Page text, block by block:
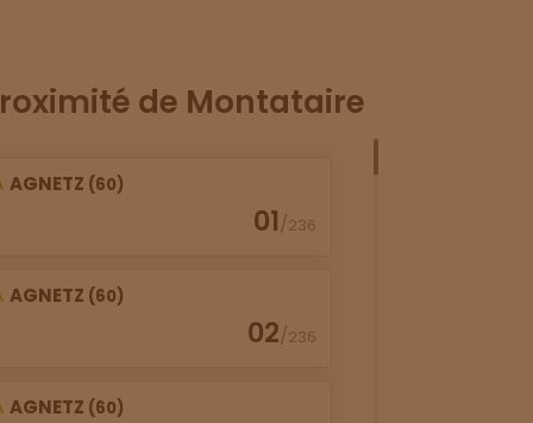
de Montataire
AGNETZ (60)
01/236
AGNETZ (60)
02/236
AGNETZ (60)